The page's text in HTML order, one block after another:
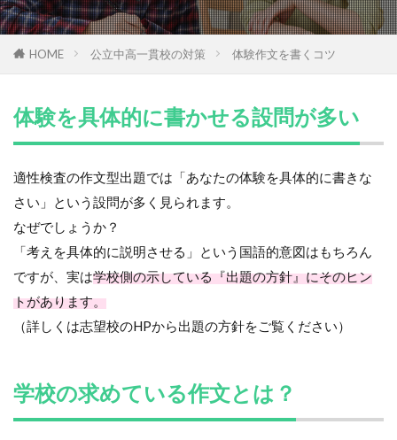
HOME 公立中高一貫校の対策 体験作文を書くコツ
体験を具体的に書かせる設問が多い
適性検査の作文型出題では「あなたの体験を具体的に書きな
さい」という設問が多く見られます。
なぜでしょうか？
「考えを具体的に説明させる」という国語的意図はもちろん
ですが、実は学校側の示している『出題の方針』にそのヒン
トがあります。
（詳しくは志望校のHPから出題の方針をご覧ください）
学校の求めている作文とは？
検索